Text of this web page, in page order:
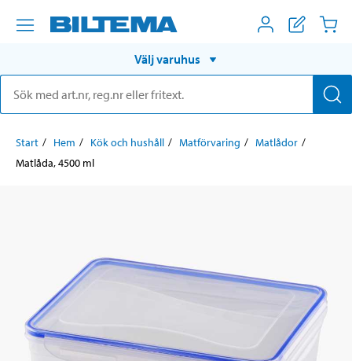
Välj varuhus
Start Hem Kök och hushåll Matförvaring
Matlådor
Matlåda, 4500 ml